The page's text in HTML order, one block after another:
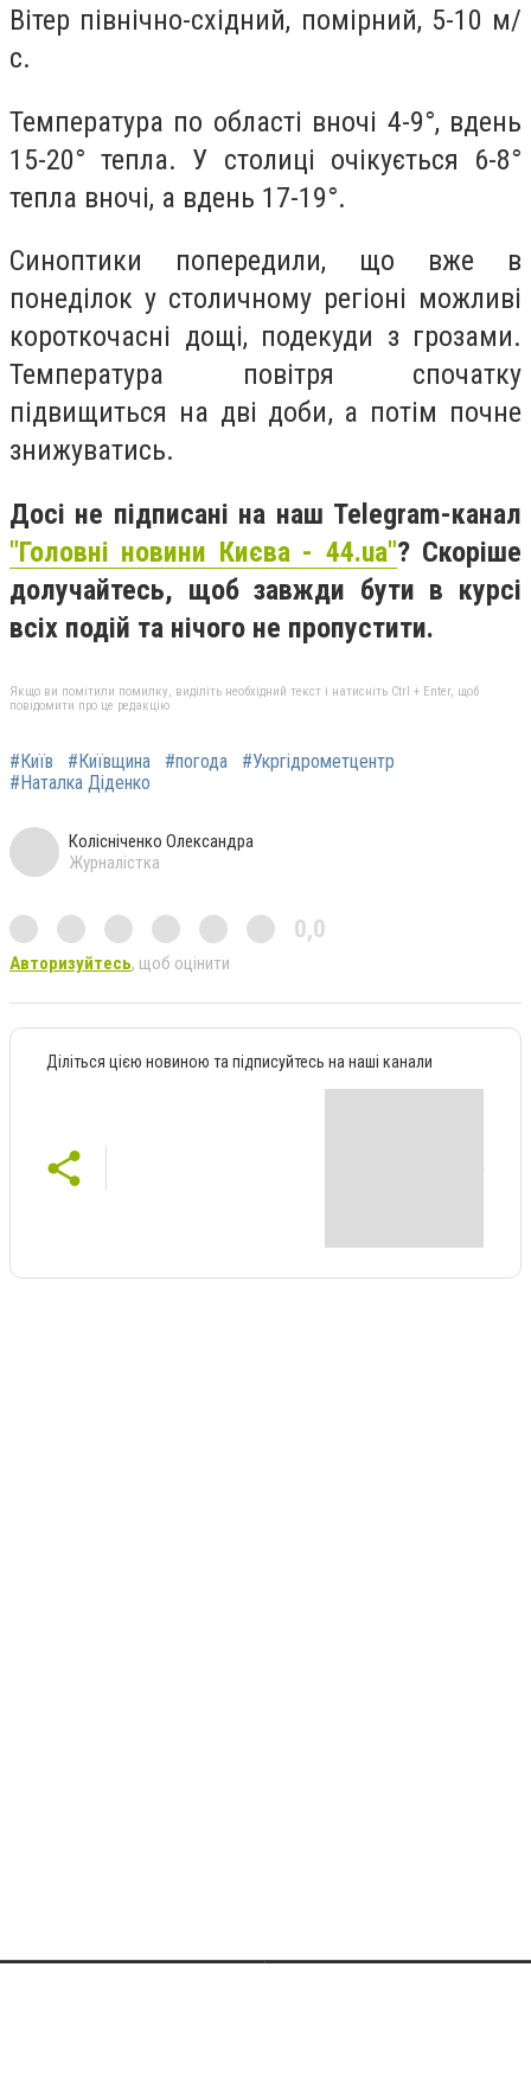
Вітер північно-східний, помірний, 5-10 м/
с.
Температура по області вночі 4-9°, вдень
15-20° тепла. У столиці очікується 6-8°
тепла вночі, а вдень 17-19°.
Синоптики попередили, що вже в
понеділок у столичному регіоні можливі
короткочасні дощі, подекуди з грозами.
Температура повітря спочатку
підвищиться на дві доби, а потім почне
знижуватись.
Досі не підписані на наш Telegram-канал
"Головні новини Києва - 44.ua"? Скоріше
долучайтесь, щоб завжди бути в курсі
всіх подій та нічого не пропустити.
Якщо ви помітили помилку, виділіть необхідний текст і натисніть Ctrl + Enter, щоб
повідомити про це редакцію
#Київ #Київщина #погода
#Укргідрометцентр
#Наталка Діденко
Колісніченко Олександра
Журналістка
0,0
Авторизуйтесь, щоб оцінити
Діліться цією новиною та підписуйтесь на наші канали